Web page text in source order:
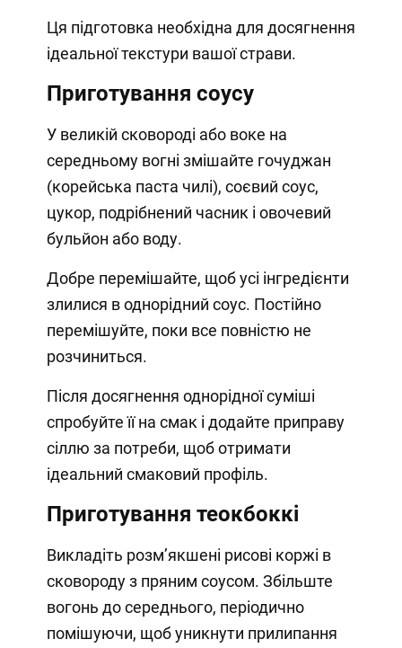
Ця підготовка необхідна для досягнення
ідеальної текстури вашої страви.
Приготування соусу
У великій сковороді або воке на
середньому вогні змішайте гочуджан
(корейська паста чилі), соєвий соус,
цукор, подрібнений часник і овочевий
бульйон або воду.
Добре перемішайте, щоб усі інгредієнти
злилися в однорідний соус. Постійно
перемішуйте, поки все повністю не
розчиниться.
Після досягнення однорідної суміші
спробуйте її на смак і додайте приправу
сіллю за потреби, щоб отримати
ідеальний смаковий профіль.
Приготування теокбоккі
Викладіть розм’якшені рисові коржі в
сковороду з пряним соусом. Збільште
вогонь до середнього, періодично
помішуючи, щоб уникнути прилипання